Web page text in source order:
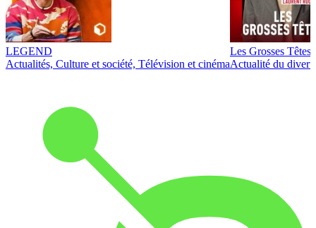
LEGEND
Actualités, Culture et société, Télévision et cinéma
Les Grosses Têtes
Actualité du